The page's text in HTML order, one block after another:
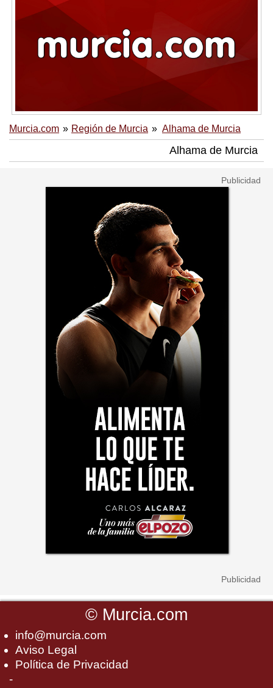
Murcia.com Región de Murcia Alhama de Murcia
Alhama de Murcia
© Murcia.com
info@murcia.com
Aviso Legal
Política de Privacidad
-